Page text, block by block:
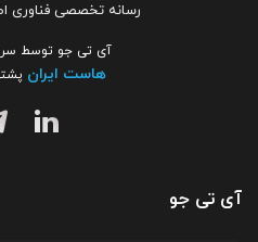
رسانه تخصصی فناوری
آی تی جو توسط
هاست ایران
آی تی جو